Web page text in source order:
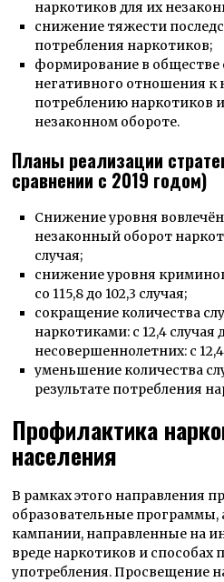
наркотиков для их
снижение тяжести
потребления наркотиков;
формирование в обществе
негативного отношения к
потреблению наркотиков
незаконном обороте.
Планы реализации
сравнении с 2019 годом)
Снижение уровня
незаконный оборот
случая;
снижение уровня
со 115,8 до 102,3 случая;
сокращение количества
наркотиками: с 12,4 случая
несовершеннолетних: с 12,4
уменьшение количества
результате потребления
Профилактика
населения
В рамках этого направления
образовательные программы,
кампании, направленные на
вреде наркотиков и способах
употребления. Просвещение